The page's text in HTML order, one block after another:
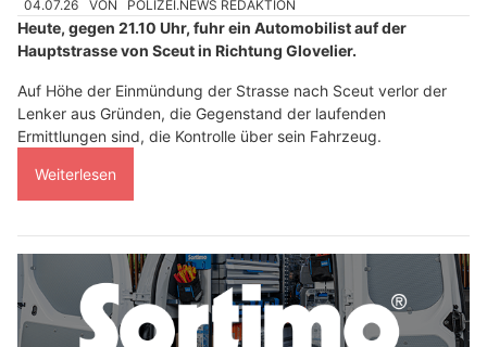
04.07.26 VON POLIZEI.NEWS REDAKTION
Heute, gegen 21.10 Uhr, fuhr ein Automobilist auf der
Hauptstrasse von Sceut in Richtung Glovelier.
Auf Höhe der Einmündung der Strasse nach Sceut verlor der
Lenker aus Gründen, die Gegenstand der laufenden
Ermittlungen sind, die Kontrolle über sein Fahrzeug.
Weiterlesen